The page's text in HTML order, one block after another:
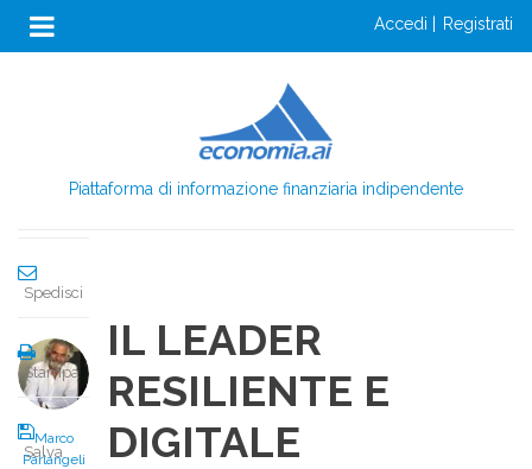
SaltaAnon
Menu
accedi registrati
Piattaforma di informazione finanziaria indipendente
Marco
Parlangeli
Condividi
Spedisci
Stampa
Salva
IL LEADER
RESILIENTE E
DIGITALE